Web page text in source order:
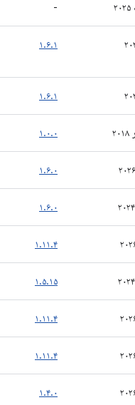
-
۱.۶.۱
۱.۶.۱
۱.۰.۰
۱.۶.۰
۱.۶.۰
۱.۱۱.۴
۱.۵.۱۵
۱.۱۱.۴
۱.۱۱.۴
۱.۴.۰